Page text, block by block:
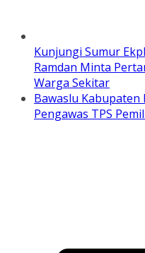
Kunjungi Sumur
Ramdan Minta
Warga Sekitar
Bawaslu
Pengawas TPS